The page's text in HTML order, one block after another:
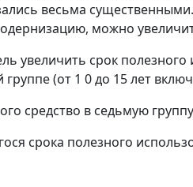
весьма
можно
увеличить срок полезного
(от 1 0 до 15 лет
средство в седьмую
срока полезного